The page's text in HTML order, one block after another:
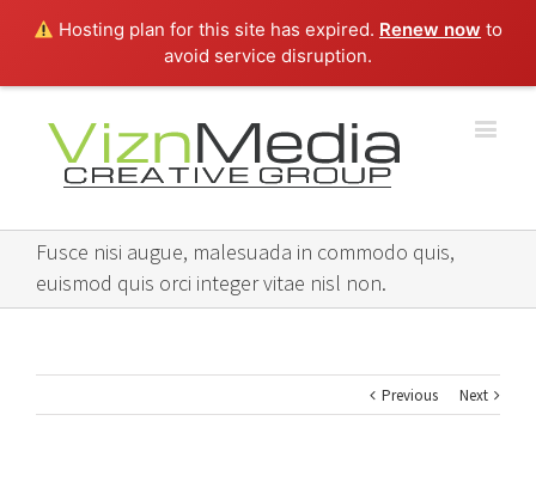
Hosting plan for this site has expired. Renew now to
avoid service disruption.
Fusce nisi augue, malesuada in commodo quis,
euismod quis orci integer vitae nisl non.
Previous Next